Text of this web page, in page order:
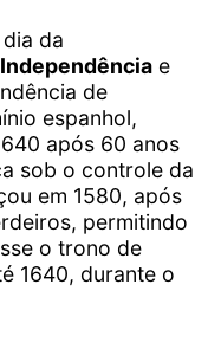
dia da
e
de
espanhol,
após 60 anos
sob o controle da
em 1580, após
permitindo
o trono de
1640, durante o